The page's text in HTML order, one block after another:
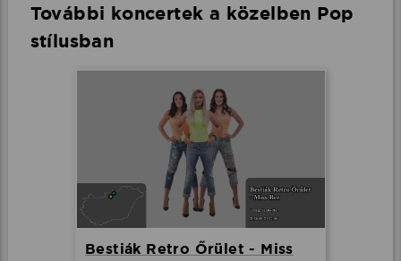
További koncertek a közelben Pop
stílusban
Bestiák Retro Őrület - Miss